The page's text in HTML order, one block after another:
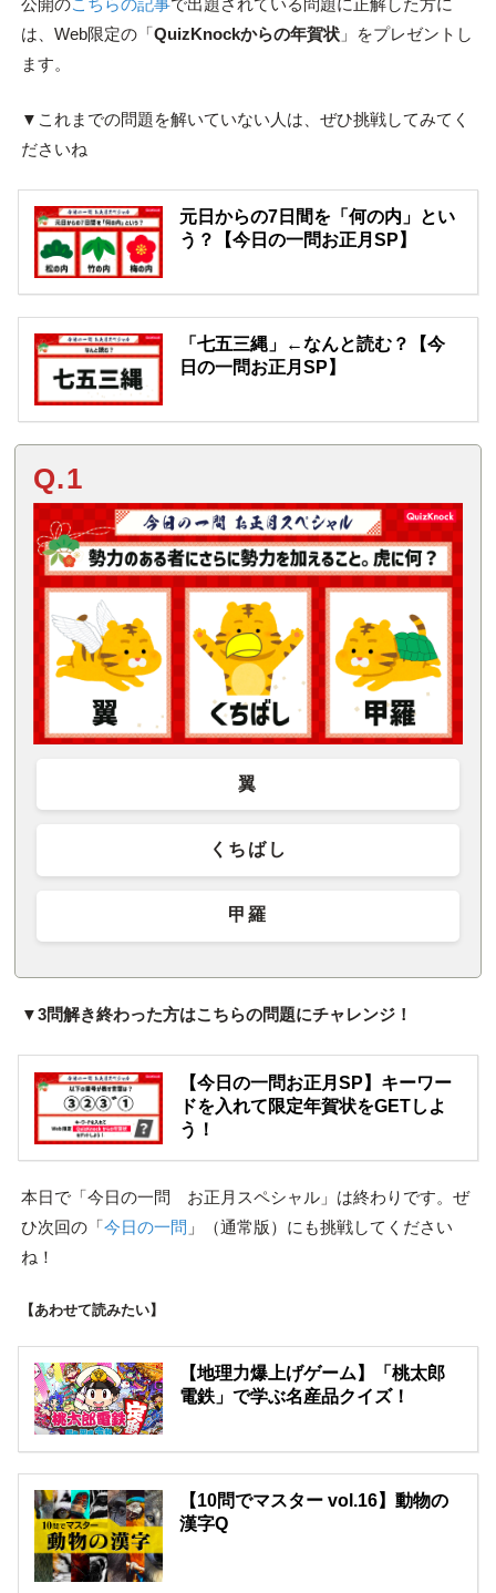
公開のこちらの記事で出題されている問題に正解した方に
は、Web限定の「QuizKnockからの年賀状」をプレゼントし
ます。
▼これまでの問題を解いていない人は、ぜひ挑戦してみてく
ださいね
元日からの7日間を「何の内」とい
う？【今日の一問お正月SP】
「七五三縄」←なんと読む？【今
日の一問お正月SP】
Q.1
翼
くちばし
甲羅
▼3問解き終わった方はこちらの問題にチャレンジ！
【今日の一問お正月SP】キーワー
ドを入れて限定年賀状をGETしよ
う！
本日で「今日の一問 お正月スペシャル」は終わりです。ぜ
ひ次回の「今日の一問 」（通常版）にも挑戦してください
ね！
【あわせて読みたい】
【地理力爆上げゲーム】「桃太郎
電鉄」で学ぶ名産品クイズ！
【10問でマスター vol.16】動物の
漢字Q